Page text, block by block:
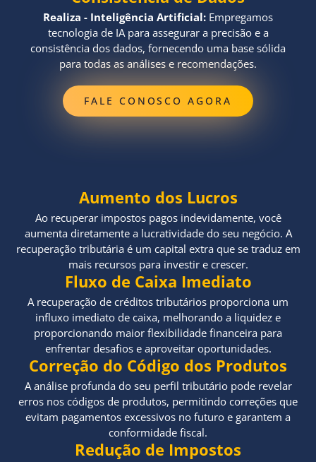
Realiza - Inteligência Artificial: Empregamos
tecnologia de IA para assegurar a precisão e a
consistência dos dados, fornecendo uma base sólida
para todas as análises e recomendações.
FALE CONOSCO AGORA
Aumento dos Lucros
Ao recuperar impostos pagos indevidamente, você
aumenta diretamente a lucratividade do seu negócio. A
recuperação tributária é um capital extra que se traduz em
mais recursos para investir e crescer.
Fluxo de Caixa Imediato
A recuperação de créditos tributários proporciona um
influxo imediato de caixa, melhorando a liquidez e
proporcionando maior flexibilidade financeira para
enfrentar desafios e aproveitar oportunidades.
Correção do Código dos Produtos
A análise profunda do seu perfil tributário pode revelar
erros nos códigos de produtos, permitindo correções que
evitam pagamentos excessivos no futuro e garantem a
conformidade fiscal.
Redução de Impostos